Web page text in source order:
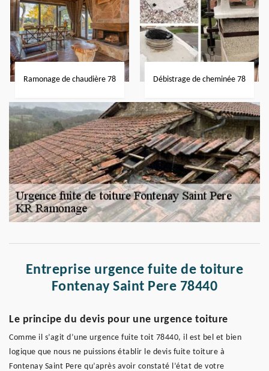
Ramonage de chaudière 78 Débistrage de cheminée 78
Entreprise urgence fuite de toiture
Fontenay Saint Pere 78440
Le principe du devis pour une urgence toiture
Comme il s’agit d’une urgence fuite toit 78440, il est bel et bien
logique que nous ne puissions établir le devis fuite toiture à
Fontenay Saint Pere qu’après avoir constaté l’état de votre